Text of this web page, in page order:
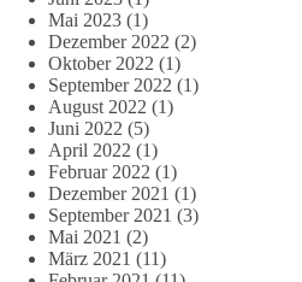
Mai 2023 (1)
Dezember 2022 (2)
Oktober 2022 (1)
September 2022 (1)
August 2022 (1)
Juni 2022 (5)
April 2022 (1)
Februar 2022 (1)
Dezember 2021 (1)
September 2021 (3)
Mai 2021 (2)
März 2021 (11)